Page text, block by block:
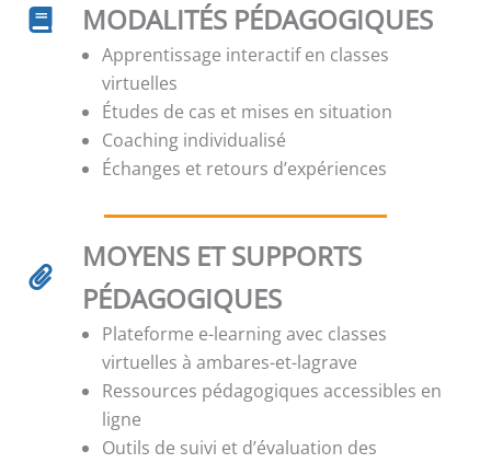
MODALITÉS PÉDAGOGIQUES
Apprentissage interactif en classes
virtuelles
Études de cas et mises en situation
Coaching individualisé
Échanges et retours d’expériences
MOYENS ET SUPPORTS
PÉDAGOGIQUES
Plateforme e-learning avec classes
virtuelles à ambares-et-lagrave
Ressources pédagogiques accessibles en
ligne
Outils de suivi et d’évaluation des